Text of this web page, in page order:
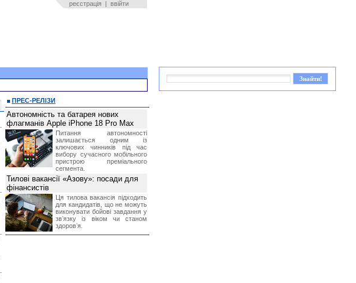
реєстрація | ввійти
ПРЕС-РЕЛІЗИ
Автономність та батарея нових
флагманів Apple iPhone 18 Pro Max
Питання автономності
залишається одним із
ключових чинників під час
вибору сучасного мобільного
пристрою преміального
сегмента.
Тилові вакансії «Азову»: посади для
фінансистів
Ця тилова вакансія підходить
для кандидатів, що не можуть
виконувати бойові завдання у
звʼязку із віком чи станом
здоровʼя.